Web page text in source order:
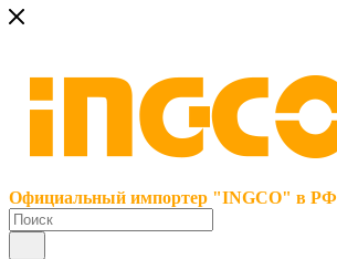
Официальный импортер "INGCO" в РФ